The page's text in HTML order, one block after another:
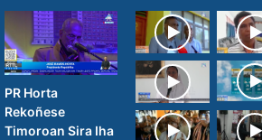
PR Horta
Rekoñese
Timoroan Sira Iha